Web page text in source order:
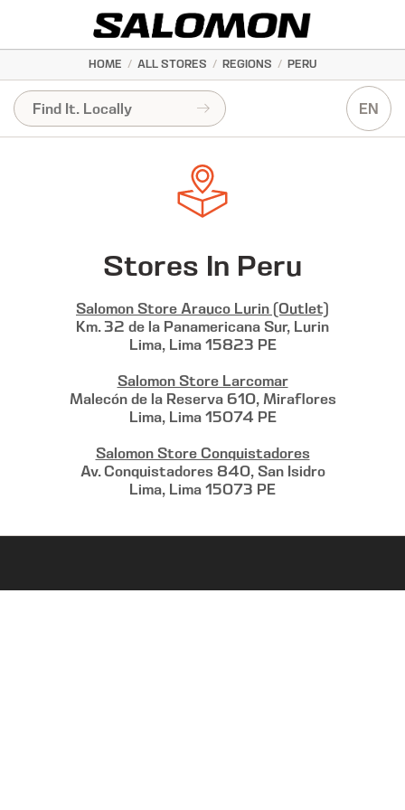
HOME / ALL STORES / REGIONS / PERU
EN
Stores In Peru
Salomon Store Arauco Lurin (Outlet)
Km. 32 de la Panamericana Sur, Lurin
Lima, Lima 15823 PE
Salomon Store Larcomar
Malecón de la Reserva 610, Miraflores
Lima, Lima 15074 PE
Salomon Store Conquistadores
Av. Conquistadores 840, San Isidro
Lima, Lima 15073 PE